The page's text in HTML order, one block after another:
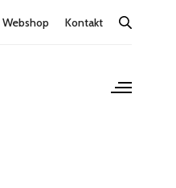
Webshop Kontakt